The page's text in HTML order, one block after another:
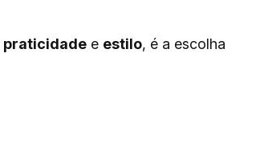
praticidade e estilo, é a escolha